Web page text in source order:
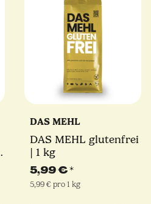
DAS MEHL
DAS MEHL glutenfrei
| 1 kg
5,99 €*
5,99 € pro 1 kg